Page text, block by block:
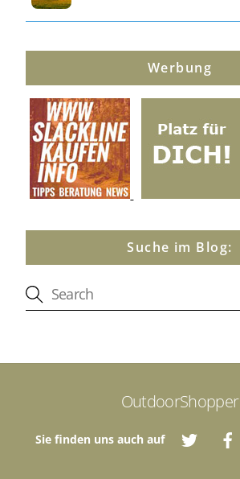
Werbung
Suche im Blog:
OutdoorShopper
Sie finden uns auch auf